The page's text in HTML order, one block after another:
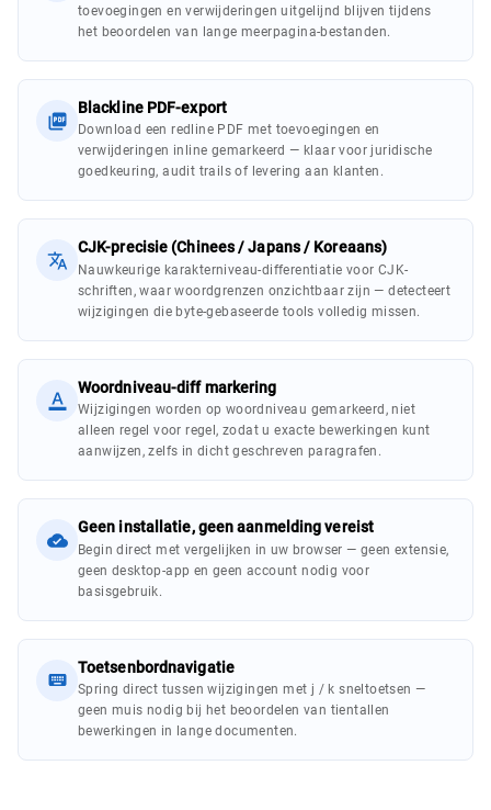
toevoegingen en verwijderingen uitgelijnd blijven tijdens
het beoordelen van lange meerpagina-bestanden.
Blackline PDF-export
Download een redline PDF met toevoegingen en
verwijderingen inline gemarkeerd — klaar voor juridische
goedkeuring, audit trails of levering aan klanten.
CJK-precisie (Chinees / Japans / Koreaans)
Nauwkeurige karakterniveau-differentiatie voor CJK-
schriften, waar woordgrenzen onzichtbaar zijn — detecteert
wijzigingen die byte-gebaseerde tools volledig missen.
Woordniveau-diff markering
Wijzigingen worden op woordniveau gemarkeerd, niet
alleen regel voor regel, zodat u exacte bewerkingen kunt
aanwijzen, zelfs in dicht geschreven paragrafen.
Geen installatie, geen aanmelding vereist
Begin direct met vergelijken in uw browser — geen extensie,
geen desktop-app en geen account nodig voor
basisgebruik.
Toetsenbordnavigatie
Spring direct tussen wijzigingen met j / k sneltoetsen —
geen muis nodig bij het beoordelen van tientallen
bewerkingen in lange documenten.